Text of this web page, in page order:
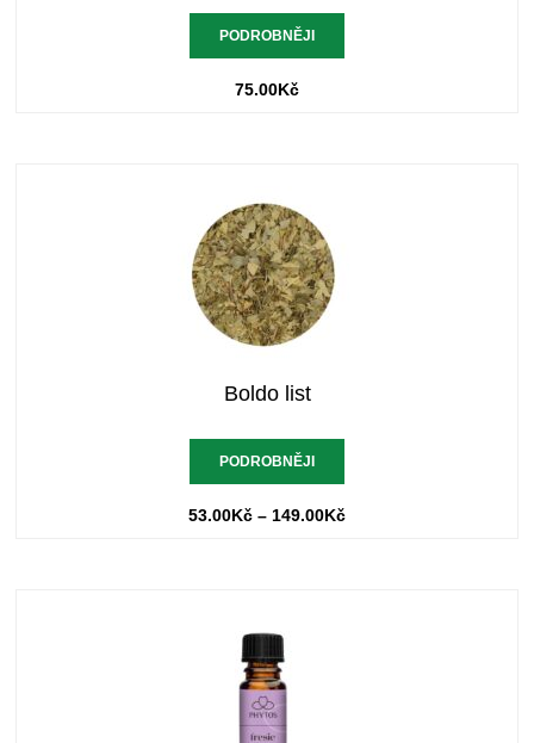
PODROBNĚJI
75.00Kč
Boldo list
PODROBNĚJI
53.00Kč – 149.00Kč